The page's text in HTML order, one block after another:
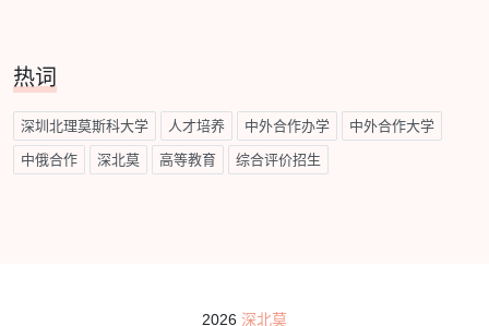
热词
深圳北理莫斯科大学 人才培养 中外合作办学 中外合作大学
中俄合作 深北莫 高等教育 综合评价招生
2026 深北莫